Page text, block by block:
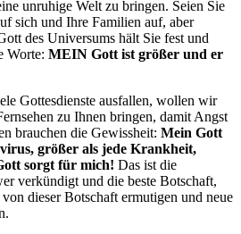
unruhige Welt zu bringen. Seien Sie
sich und Ihre Familien auf, aber
des Universums hält Sie fest und
Worte: MEIN Gott ist größer und er
Gottesdienste ausfallen, wollen wir
zu Ihnen bringen, damit Angst
brauchen die Gewissheit: Mein Gott
größer als jede Krankheit,
sorgt für mich! Das ist die
verkündigt und die beste Botschaft,
dieser Botschaft ermutigen und neue